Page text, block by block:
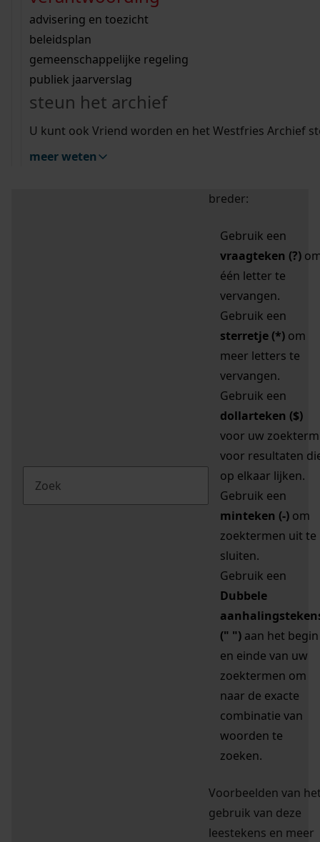
bouwvergunningen
omgevingsvergunningen
vergunningen
beeld en geluid
uitleg nodig?
Wij helpen u op weg met een aantal zoektips.
bekijk alle zoektips
Wij helpen u op weg met een aantal zoektips.
bekijk alle zoektips
bekijk ons geschiedenislokaal
advisering en toezicht
beleidsplan
gemeenschappelijke regeling
publiek jaarverslag
steun het archief
U kunt ook Vriend worden en het Westfries Archief
meer weten
zoektips
Mijn Studiezaal (inloggen)
uw zoekopdracht te
breder:
Gebruik een
vraagteken (?)
één letter te
vervangen.
Gebruik een
sterretje (*) om
meer letters te
vervangen.
Gebruik een
dollarteken ($)
voor uw zoekterm
voor resultaten
op elkaar lijken.
Gebruik een
minteken (-) om
zoektermen uit te
sluiten.
Gebruik een
Dubbele
(" ") aan het begin
en einde van uw
zoektermen om
naar de exacte
combinatie van
woorden te
zoeken.
Voorbeelden van
gebruik van deze
leestekens en meer